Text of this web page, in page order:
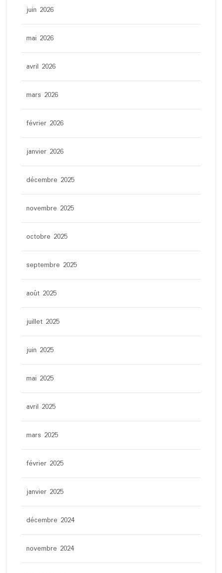
juin 2026
mai 2026
avril 2026
mars 2026
février 2026
janvier 2026
décembre 2025
novembre 2025
octobre 2025
septembre 2025
août 2025
juillet 2025
juin 2025
mai 2025
avril 2025
mars 2025
février 2025
janvier 2025
décembre 2024
novembre 2024